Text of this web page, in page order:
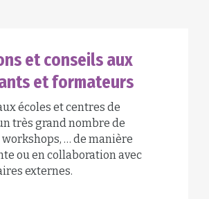
et conseils aux
et formateurs
écoles et centres de
très grand nombre de
… de manière
ou en collaboration avec
externes.